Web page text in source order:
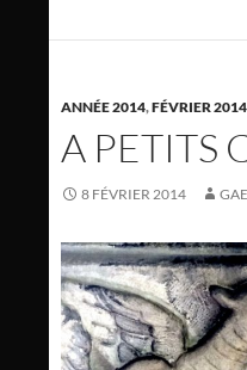
ANNÉE 2014,FÉVRIER 2014
A PETITS
8 FÉVRIER 2014